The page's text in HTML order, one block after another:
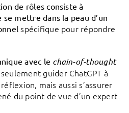
de rôles consiste à
mettre dans la peau d’un
spécifique pour répondre
avec le chain-of-thought
guider ChatGPT à
mais aussi s’assurer
du point de vue d’un expert